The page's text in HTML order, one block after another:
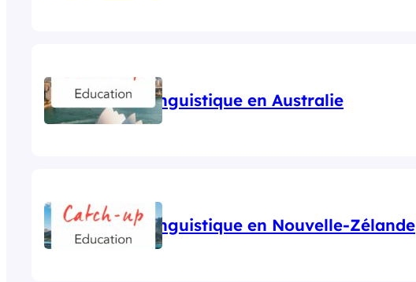
Séjour linguistique en Australie
Séjour linguistique en Nouvelle-Zélande